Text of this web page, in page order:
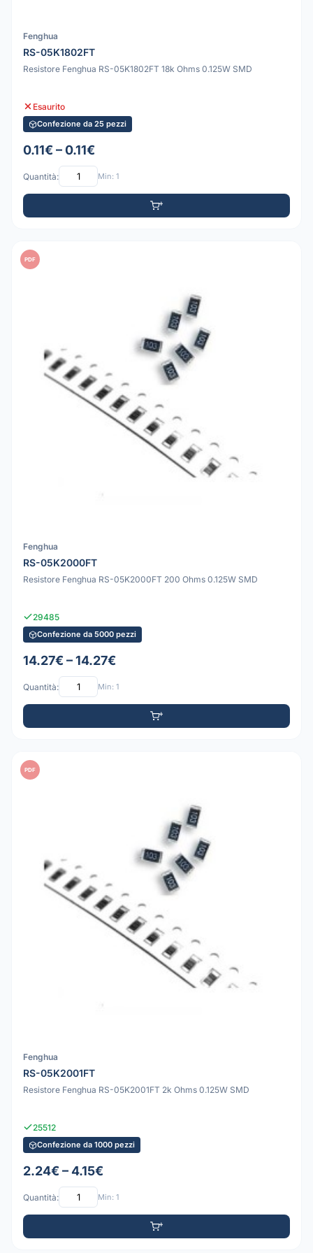
Fenghua
RS-05K1802FT
Resistore Fenghua RS-05K1802FT 18k Ohms 0.125W SMD
Esaurito
Confezione da 25 pezzi
0.11€ – 0.11€
Quantità: Min: 1
PDF
Fenghua
RS-05K2000FT
Resistore Fenghua RS-05K2000FT 200 Ohms 0.125W SMD
29485
Confezione da 5000 pezzi
14.27€ – 14.27€
Quantità: Min: 1
PDF
Fenghua
RS-05K2001FT
Resistore Fenghua RS-05K2001FT 2k Ohms 0.125W SMD
25512
Confezione da 1000 pezzi
2.24€ – 4.15€
Quantità: Min: 1